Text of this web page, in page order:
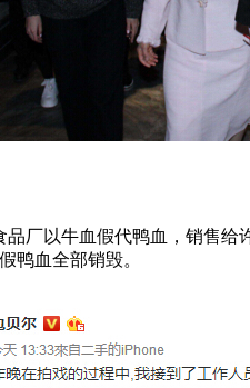
以牛血假代鸭血，销售给
鸭血全部销毁。